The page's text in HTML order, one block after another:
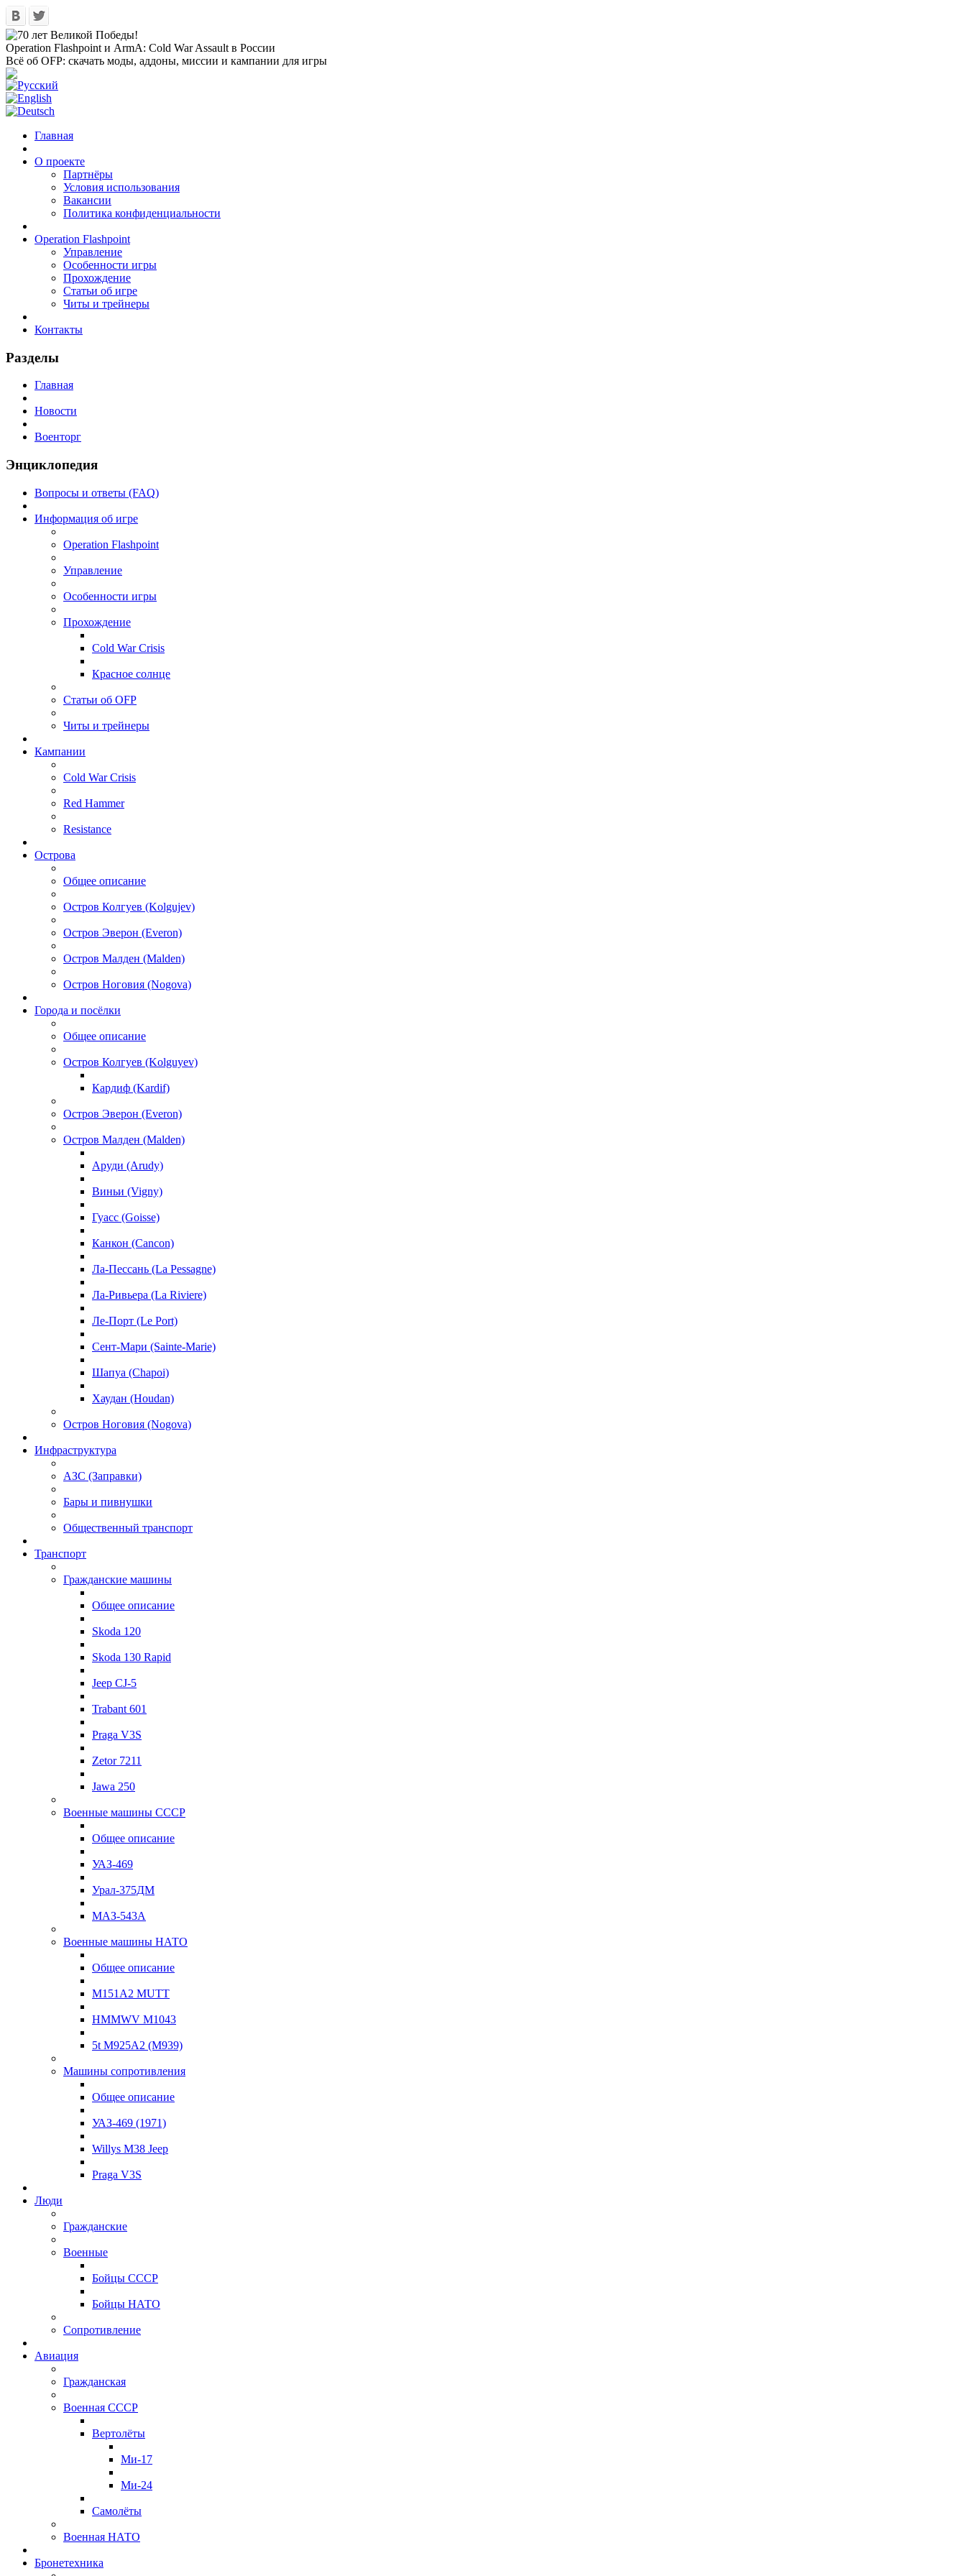
Operation Flashpoint и ArmA: Cold War Assault в России
Всё об OFP: скачать моды, аддоны, миссии и кампании для игры
Главная
О проекте
Партнёры
Условия использования
Вакансии
Политика конфиденциальности
Operation Flashpoint
Управление
Особенности игры
Прохождение
Статьи об игре
Читы и трейнеры
Контакты
Разделы
Главная
Новости
Военторг
Энциклопедия
Вопросы и ответы (FAQ)
Информация об игре
Operation Flashpoint
Управление
Особенности игры
Прохождение
Cold War Crisis
Красное солнце
Статьи об OFP
Читы и трейнеры
Кампании
Cold War Crisis
Red Hammer
Resistance
Острова
Общее описание
Остров Колгуев (Kolgujev)
Остров Эверон (Everon)
Остров Малден (Malden)
Остров Ноговия (Nogova)
Города и посёлки
Общее описание
Остров Колгуев (Kolguyev)
Кардиф (Kardif)
Остров Эверон (Everon)
Остров Малден (Malden)
Аруди (Arudy)
Виньи (Vigny)
Гуасс (Goisse)
Канкон (Cancon)
Ла-Пессань (La Pessagne)
Ла-Ривьера (La Riviere)
Ле-Порт (Le Port)
Сент-Мари (Sainte-Marie)
Шапуа (Chapoi)
Хаудан (Houdan)
Остров Ноговия (Nogova)
Инфраструктура
АЗС (Заправки)
Бары и пивнушки
Общественный транспорт
Транспорт
Гражданские машины
Общее описание
Skoda 120
Skoda 130 Rapid
Jeep CJ-5
Trabant 601
Praga V3S
Zetor 7211
Jawa 250
Военные машины СССР
Общее описание
УАЗ-469
Урал-375ДМ
МАЗ-543А
Военные машины НАТО
Общее описание
M151A2 MUTT
HMMWV M1043
5t M925A2 (M939)
Машины сопротивления
Общее описание
УАЗ-469 (1971)
Willys M38 Jeep
Praga V3S
Люди
Гражданские
Военные
Бойцы СССР
Бойцы НАТО
Сопротивление
Авиация
Гражданская
Военная СССР
Вертолёты
Ми-17
Ми-24
Самолёты
Военная НАТО
Бронетехника